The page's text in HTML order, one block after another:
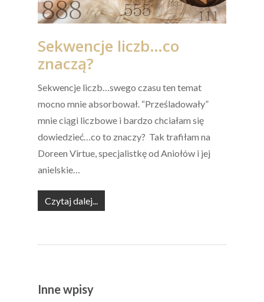
Sekwencje liczb…co
znaczą?
Sekwencje liczb…swego czasu ten temat
mocno mnie absorbował. “Prześladowały”
mnie ciągi liczbowe i bardzo chciałam się
dowiedzieć…co to znaczy? Tak trafiłam na
Doreen Virtue, specjalistkę od Aniołów i jej
anielskie…
Czytaj dalej...
Inne wpisy